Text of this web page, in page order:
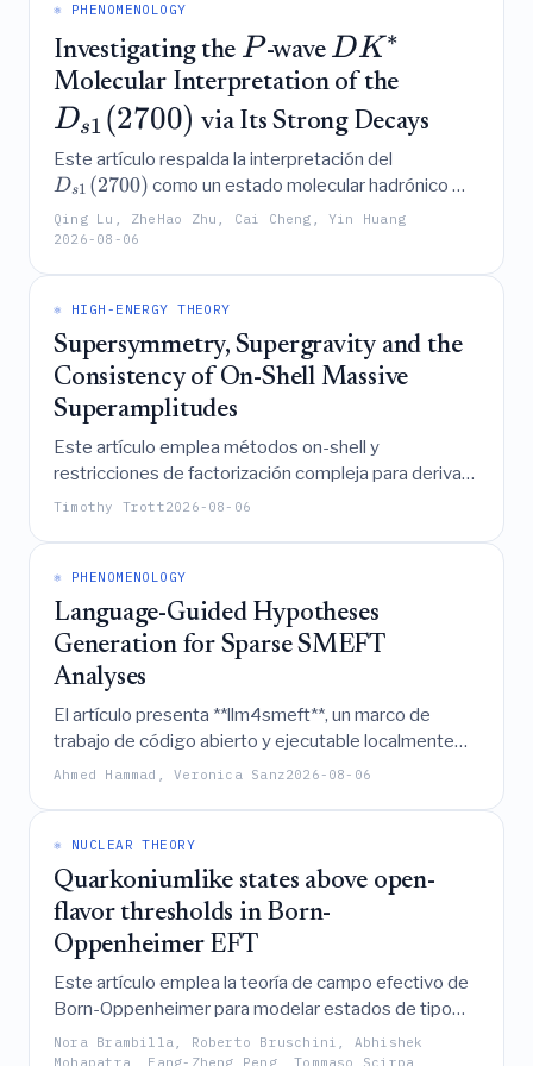
⚛️ PHENOMENOLOGY
Investigating the P -wave DK ∗
Molecular Interpretation of the
Ds1 (2700) via Its Strong Decays
Este artículo respalda la interpretación del
Ds1 (2700) como un estado molecular hadrónico
D K de ondaP
al demostrar que sus anchuras de
desintegración fuerte calculadas, restringidas por las
distintiva en el canalD
Qing Lu, ZheHao Zhu, Cai Cheng, Yin Huang
2026-08-06
⚛️ HIGH-ENERGY THEORY
Supersymmetry, Supergravity and the
Consistency of On-Shell Massive
Superamplitudes
Este artículo emplea métodos on-shell y
restricciones de factorización compleja para derivar
la estructura y los acoplamientos de
supergravedad, y reconstruir completamente la
estructura perturbativa de los vacíos de
supergravedad
N = 4
gauge mediante el
mecanismo super-Higgs.
Timothy Trott2026-08-06
⚛️ PHENOMENOLOGY
Language-Guided Hypotheses
Generation for Sparse SMEFT
Analyses
El artículo presenta **llm4smeft**, un marco de
trabajo de código abierto y ejecutable localmente
que combina un modelo de lenguaje ajustado
operadores SMEFT relevantes y su información de
Fisher para ajustes globales dispersos, reduciendo
así la dependencia del conocimiento teórico manual.
Ahmed Hammad, Veronica Sanz2026-08-06
⚛️ NUCLEAR THEORY
Quarkoniumlike states above open-
flavor thresholds in Born-
Oppenheimer EFT
Este artículo emplea la teoría de campo efectivo de
Born-Oppenheimer para modelar estados de tipo
quarkonium por encima de los umbrales de sabor
abierto, revelando un espectro organizado por la
Nora Brambilla, Roberto Bruschini, Abhishek